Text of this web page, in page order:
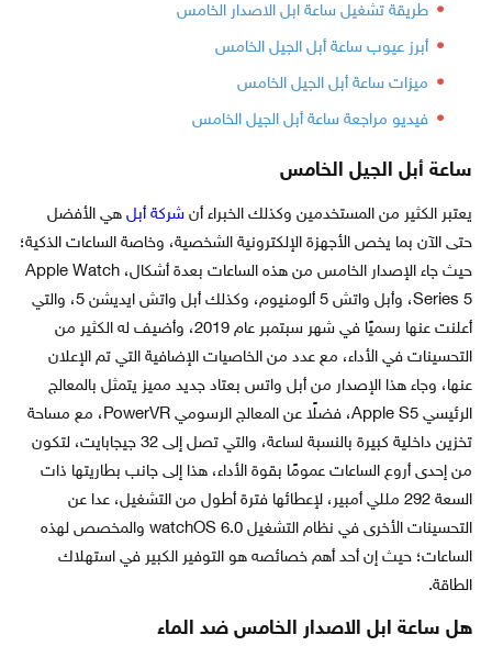
طريقة تشغيل ساعة ابل الاصدار الخامس
أبرز عيوب ساعة أبل الجيل الخامس
ميزات ساعة أبل الجيل الخامس
فيديو مراجعة ساعة أبل الجيل الخامس
ساعة أبل الجيل الخامس
يعتبر الكثير من المستخدمين وكذلك الخبراء أن شركة أبلهي الأفضل
حتى الآن بما يخص الأجهزة الإلكترونية الشخصية، وخاصة الساعات الذكية؛
حيث جاء الإصدار الخامس من هذه الساعات بعدة أشكال، Apple Watch
Series 5، وأبل واتش 5 ألومنيوم، وكذلك أبل واتش ايديشن 5، والتي
أعلنت عنها رسميًا في شهر سبتمبر عام 2019، وأضيف له الكثير من
التحسينات في الأداء، مع عدد من الخاصيات الإضافية التي تم الإعلان
عنها، وجاء هذا الإصدار من أبل واتس بعتاد جديد مميز يتمثل بالمعالج
الرئيسي Apple S5، فضلًا عن المعالج الرسومي PowerVR، مع مساحة
تخزين داخلية كبيرة بالنسبة لساعة، والتي تصل إلى 32 جيجابايت، لتكون
من إحدى أروع الساعات عمومًا بقوة الأداء، هذا إلى جانب بطاريتها ذات
السعة 292 مللي أمبير، لإعطائها فترة أطول من التشغيل، عدا عن
التحسينات الأخرى في نظام التشغيل watchOS 6.0 والمخصص لهذه
الساعات؛ حيث إن أحد أهم خصائصه هو التوفير الكبير في استهلاك
الطاقة.
هل ساعة ابل الاصدار الخامس ضد الماء